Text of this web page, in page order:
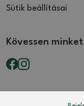
Sütik beállításai
Kövessen minket